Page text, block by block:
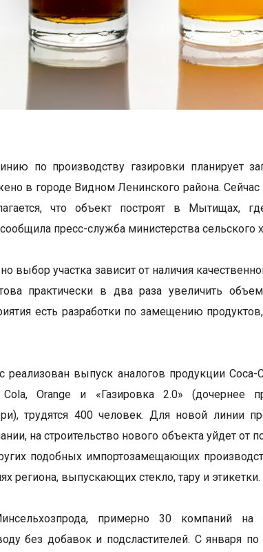
по производству газировки планирует
в городе Видном Ленинского района.
что объект построят в Мытищах,
пресс-служба министерства сельского
выбор участка зависит от наличия
практически в два раза увеличить
есть разработки по замещению
реализован выпуск аналогов продукции
Orange и «Газировка 2.0» (дочернее
трудятся 400 человек. Для новой линии
на строительство нового объекта уйдет от
подобных импортозамещающих
региона, выпускающих стекло, тару и этикетки.
примерно 30 компаний на
без добавок и подсластителей. С января